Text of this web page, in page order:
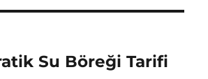
Su Böreği Tarifi